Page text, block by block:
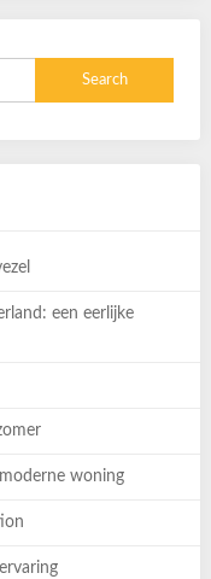
een eerlijke
woning